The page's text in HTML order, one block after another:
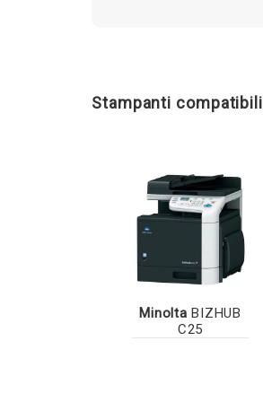
Stampanti compatibili
Minolta BIZHUB
C25